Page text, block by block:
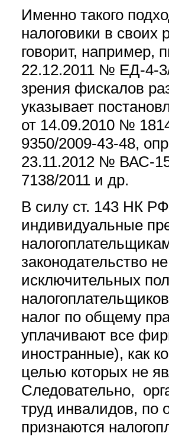
Именно такого
налоговики в своих
говорит,
22.12.2011 № ЕД-4-
зрения фискалов
указывает
от 14.09.2010 №
9350/2009-43-48,
23.11.2012 № ВАС-
7138/2011 и др.
В силу ст. 143 НК
индивидуальные
законодательство
исключительных
налог по общему
уплачивают все
иностранные), как
целью которых не
Следовательно,
труд инвалидов, по
признаются